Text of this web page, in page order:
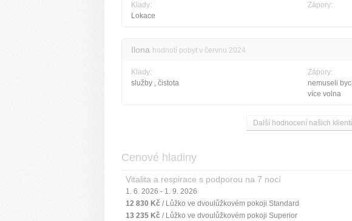
Klady:
Lokace
Zápory:
Ilona hodnotí pobyt v červnu 2024
Klady:
služby , čistota
Zápory:
nemuseli
více volna
Další hodnocení našich
Cenové hladiny
Vitalita a respirace s podporou na 7 nocí
1. 6. 2026 - 1. 9. 2026
12 830 Kč / Lůžko ve dvoulůžkovém pokoji Standard
13 235 Kč / Lůžko ve dvoulůžkovém pokoji Superior